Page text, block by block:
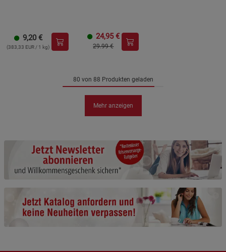
9,20 €
(383,33 EUR / 1 kg)
24,95 €
29.99 €
80 von 88 Produkten geladen
Mehr anzeigen